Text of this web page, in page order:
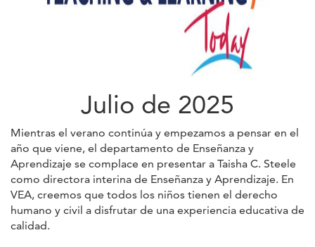
Julio de 2025
Mientras el verano continúa y empezamos a pensar en el
año que viene, el departamento de Enseñanza y
Aprendizaje se complace en presentar a Taisha C. Steele
como directora interina de Enseñanza y Aprendizaje. En
VEA, creemos que todos los niños tienen el derecho
humano y civil a disfrutar de una experiencia educativa de
calidad.